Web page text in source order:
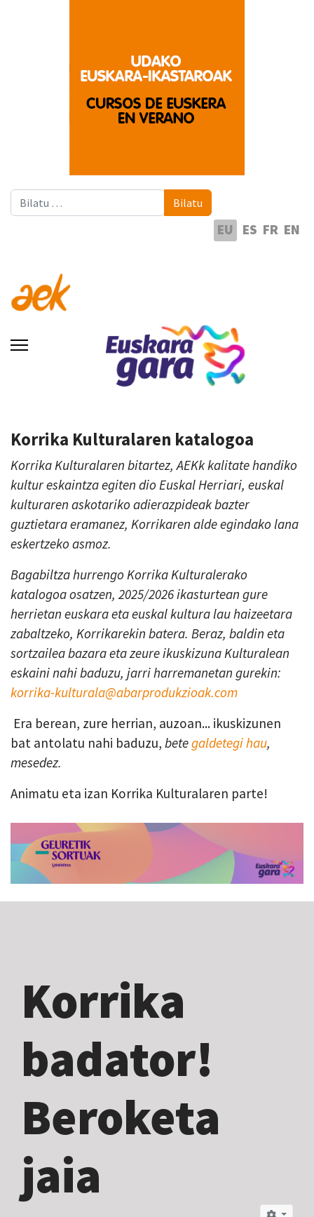
Bilatu Bilatu
EU ES FR EN
Korrika Kulturalaren katalogoa
Korrika Kulturalaren bitartez, AEKk kalitate handiko
kultur eskaintza egiten dio Euskal Herriari, euskal
kulturaren askotariko adierazpideak bazter
guztietara eramanez, Korrikaren alde egindako lana
eskertzeko asmoz.
Bagabiltza hurrengo Korrika Kulturalerako
katalogoa osatzen, 2025/2026 ikasturtean gure
herrietan euskara eta euskal kultura lau haizeetara
zabaltzeko, Korrikarekin batera. Beraz, baldin eta
sortzailea bazara eta zeure ikuskizuna Kulturalean
eskaini nahi baduzu, jarri harremanetan gurekin:
korrika-kulturala@abarprodukzioak.com
Era berean, zure herrian, auzoan... ikuskizunen
bat antolatu nahi baduzu, betegaldetegi hau,
mesedez.
Animatu eta izan Korrika Kulturalaren parte!
Korrika
badator!
Beroketa
jaia